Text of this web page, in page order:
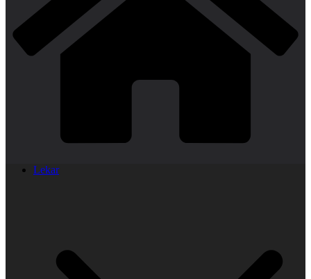
Lekar